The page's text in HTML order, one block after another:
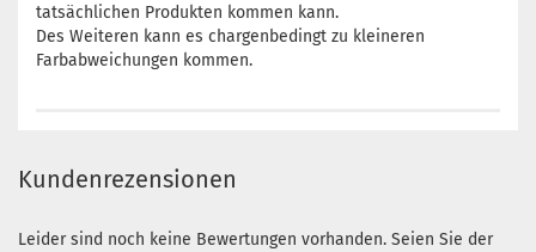
tatsächlichen Produkten kommen kann.
Des Weiteren kann es chargenbedingt zu kleineren
Farbabweichungen kommen.
Kundenrezensionen
Leider sind noch keine Bewertungen vorhanden. Seien Sie der